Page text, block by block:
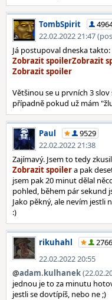
TombSpirit
22.02.2022 21:47
Já postupoval dneska takto:
Většinou se u prvních 3
případně pokud už mám
Paul
9529
22.02.2022 21:38
Zajímavý. Jsem to tedy
a pak
jsem pak 20 minut dělal
pohled, během pár sekund
Jako pěkný, ale nevím
:)
rikuhahl
22.02.2022 20:55
@adam.kulhanek
jednou je to za minutu
jestli se dovtípíš, nebo ne ;)